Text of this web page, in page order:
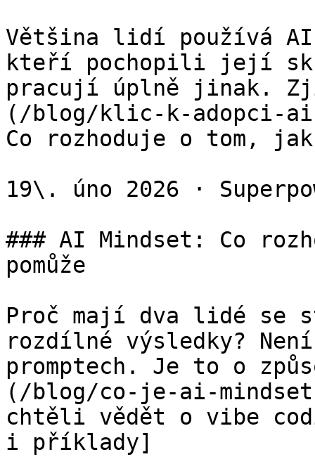
Většina lidí používá
kteří pochopili její
pracují úplně jinak.
(/blog/klic-k-adopci-
Co rozhoduje o tom, jak
19\. úno 2026 ·
### AI Mindset: Co
pomůže
Proč mají dva lidé se
rozdílné výsledky?
promptech. Je to o
(/blog/co-je-ai-
chtěli vědět o vibe
i příklady]